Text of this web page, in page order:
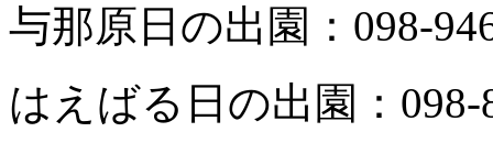
与那原日の出園： 098-
はえばる日の出園： 098-